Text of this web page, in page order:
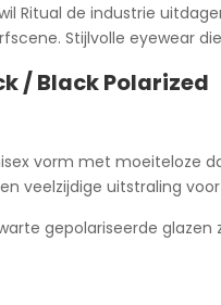
Ritual de industrie
Stijlvolle eyewear
/ Black Polarized
vorm met
veelzijdige uitstraling
gepolariseerde